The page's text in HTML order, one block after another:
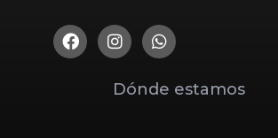
Dónde estamos